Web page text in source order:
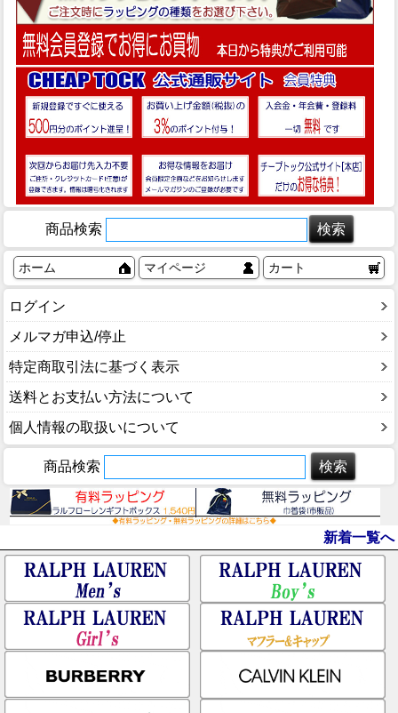
商品検索
ホーム マイページ カート
ログイン
メルマガ申込/停止
特定商取引法に基づく表示
送料とお支払い方法について
個人情報の取扱いについて
商品検索
新着一覧へ